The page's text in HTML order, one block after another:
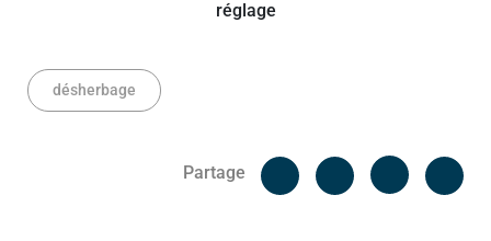
désherbage
Partage
Facebook